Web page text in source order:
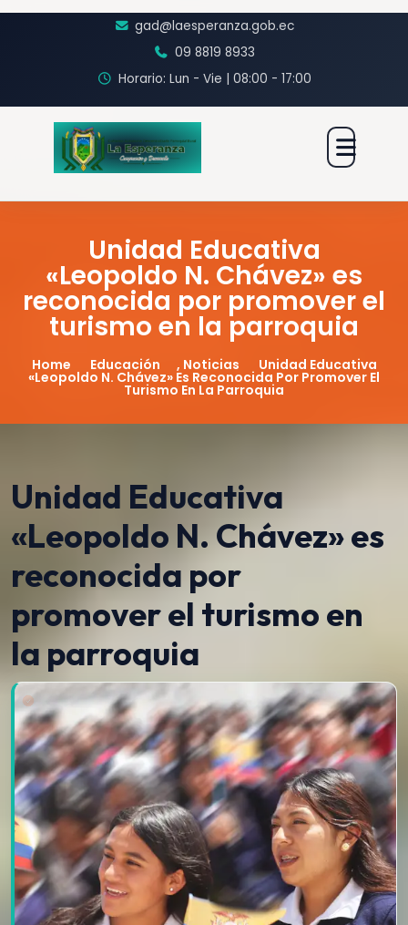
gad@laesperanza.gob.ec
09 8819 8933
Horario: Lun - Vie | 08:00 - 17:00
Unidad Educativa
«Leopoldo N. Chávez» es
reconocida por promover el
turismo en la parroquia
Home Educación , Noticias Unidad Educativa
«Leopoldo N. Chávez» Es Reconocida Por Promover El
Turismo En La Parroquia
Unidad Educativa
«Leopoldo N. Chávez» es
reconocida por
promover el turismo en
la parroquia